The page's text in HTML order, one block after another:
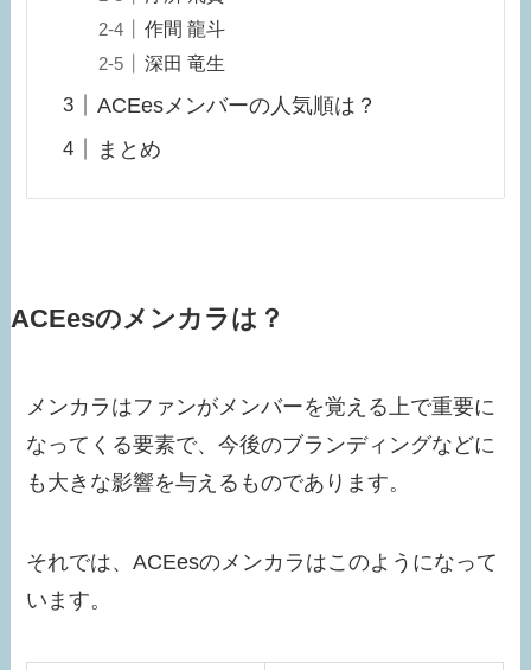
作間 龍斗
深田 竜生
ACEesメンバーの人気順は？
まとめ
ACEesのメンカラは？
メンカラはファンがメンバーを覚える上で重要に
なってくる要素で、今後のブランディングなどに
も大きな影響を与えるものであります。
それでは、ACEesのメンカラはこのようになって
います。